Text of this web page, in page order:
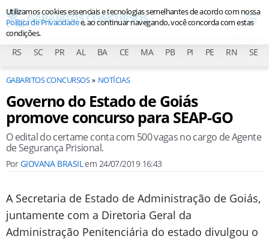
RS SC PR AL BA CE MA PB PI PE RN SE
GABARITOS CONCURSOS NOTÍCIAS
Governo do Estado de Goiás
promove concurso para SEAP-GO
O edital do certame conta com 500 vagas no cargo de Agente
de Segurança Prisional.
PorGIOVANA BRASILem 24/07/2019 16:43
A Secretaria de Estado de Administração de Goiás,
juntamente com a Diretoria Geral da
Administração Penitenciária do estado divulgou o
Utilizamos cookies essenciais e tecnologias semelhantes de acordo com nossa
Política de Privacidadee, ao continuar navegando, você concorda com estas
condições.